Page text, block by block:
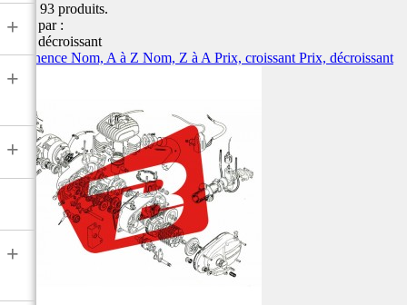
+
+
+
+
Il y a 93 produits.
Trier par :
Prix, décroissant
Pertinence Nom, A à Z Nom, Z à A Prix, croissant Prix, décroissant